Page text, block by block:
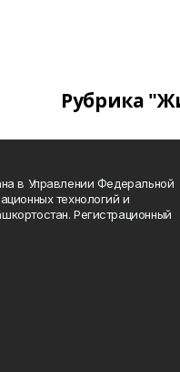
Рубрика
в Управлении Федеральной
технологий и
Регистрационный